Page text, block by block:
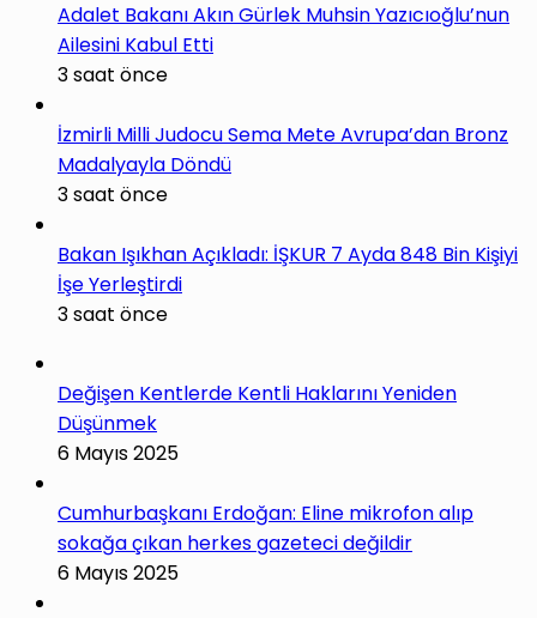
Adalet Bakanı Akın Gürlek Muhsin Yazıcıoğlu’nun
Ailesini Kabul Etti
3 saat önce
İzmirli Milli Judocu Sema Mete Avrupa’dan Bronz
Madalyayla Döndü
3 saat önce
Bakan Işıkhan Açıkladı: İŞKUR 7 Ayda 848 Bin Kişiyi
İşe Yerleştirdi
3 saat önce
Değişen Kentlerde Kentli Haklarını Yeniden
Düşünmek
6 Mayıs 2025
Cumhurbaşkanı Erdoğan: Eline mikrofon alıp
sokağa çıkan herkes gazeteci değildir
6 Mayıs 2025